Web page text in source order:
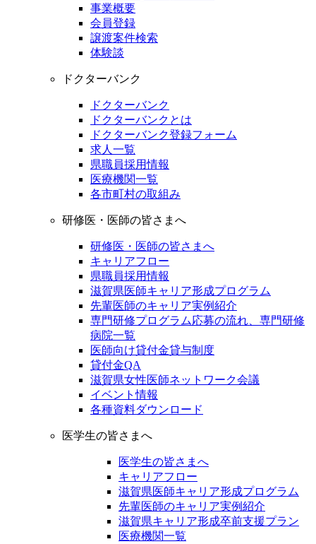
事業概要
会員登録
譲渡案件検索
体験談
ドクターバンク
ドクターバンク
ドクターバンクとは
ドクターバンク登録フォーム
求人一覧
県職員採用情報
医療機関一覧
各市町村の取組み
研修医・医師の皆さまへ
研修医・医師の皆さまへ
キャリアフロー
県職員採用情報
滋賀県医師キャリア形成プログラム
先輩医師のキャリア実例紹介
専門研修プログラム応募の流れ、専門研修
病院一覧
医師向け貸付金貸与制度
貸付金QA
滋賀県女性医師ネットワーク会議
イベント情報
各種資料ダウンロード
医学生の皆さまへ
医学生の皆さまへ
キャリアフロー
滋賀県医師キャリア形成プログラム
先輩医師のキャリア実例紹介
滋賀県キャリア形成卒前支援プラン
医療機関一覧